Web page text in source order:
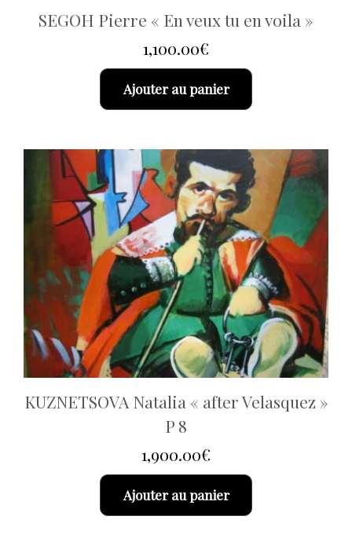
SEGOH Pierre « En veux tu en voila »
1,100.00€
Ajouter au panier
KUZNETSOVA Natalia « after Velasquez »
P 8
1,900.00€
Ajouter au panier